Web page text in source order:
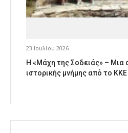
23 Ιουλίου 2026
Η «Μάχη της Σοδειάς» – Μια
ιστορικής μνήμης από το